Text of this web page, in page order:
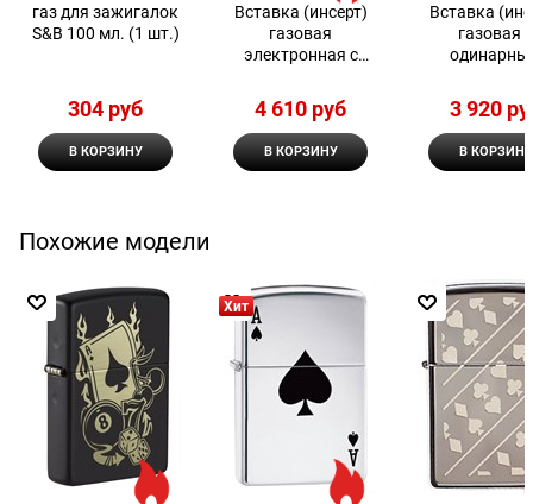
газ для зажигалок
S&B 100 мл. (1 шт.)
304 руб
В КОРЗИНУ
Вставка (инсерт)
газовая
электронная с
Zippo
4 610 руб
В КОРЗИНУ
Вставка
газовая с
широкой
Zippo
3 920
В КОРЗИНУ
Похожие модели
Хит